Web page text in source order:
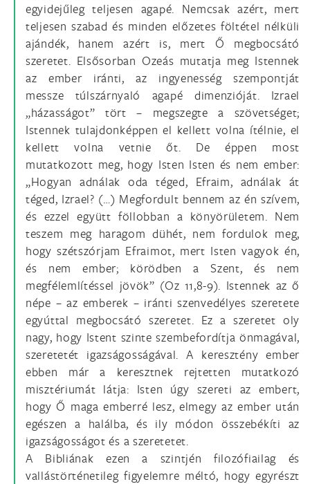
egyidejűleg teljesen agapé. Nemcsak azért, mert
teljesen szabad és minden előzetes föltétel nélküli
ajándék, hanem azért is, mert Ő megbocsátó
szeretet. Elsősorban Ozeás mutatja meg Istennek
az ember iránti, az ingyenesség szempontját
messze túlszárnyaló agapé dimenzióját. Izrael
„házasságot” tört – megszegte a szövetséget;
Istennek tulajdonképpen el kellett volna ítélnie, el
kellett volna vetnie őt. De éppen most
mutatkozott meg, hogy Isten Isten és nem ember:
„Hogyan adnálak oda téged, Efraim, adnálak át
téged, Izrael? (…) Megfordult bennem az én szívem,
és ezzel együtt föllobban a könyörületem. Nem
teszem meg haragom dühét, nem fordulok meg,
hogy szétszórjam Efraimot, mert Isten vagyok én,
és nem ember; körödben a Szent, és nem
megfélemlítéssel jövök” (Oz 11,8-9). Istennek az ő
népe – az emberek – iránti szenvedélyes szeretete
egyúttal megbocsátó szeretet. Ez a szeretet oly
nagy, hogy Istent szinte szembefordítja önmagával,
szeretetét igazságosságával. A keresztény ember
ebben már a keresztnek rejtetten mutatkozó
misztériumát látja: Isten úgy szereti az embert,
hogy Ő maga emberré lesz, elmegy az ember után
egészen a halálba, és ily módon összebékíti az
igazságosságot és a szeretetet.
A Bibliának ezen a szintjén filozófiailag és
vallástörténetileg figyelemre méltó, hogy egyrészt